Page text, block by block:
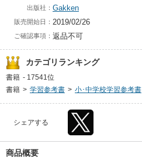
出版社： Gakken
販売開始日： 2019/02/26
ご確認事項： 返品不可
カテゴリランキング
書籍 - 17541位
書籍 > 学習参考書 > 小･中学校学習参考書
シェアする
商品概要